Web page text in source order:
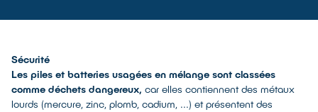
Sécurité
Les piles et batteries usagées en mélange sont classées
comme déchets dangereux, car elles contiennent des métaux
lourds (mercure, zinc, plomb, cadium, ...) et présentent des